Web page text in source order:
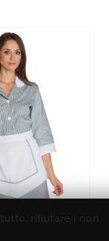
rifiutare i non